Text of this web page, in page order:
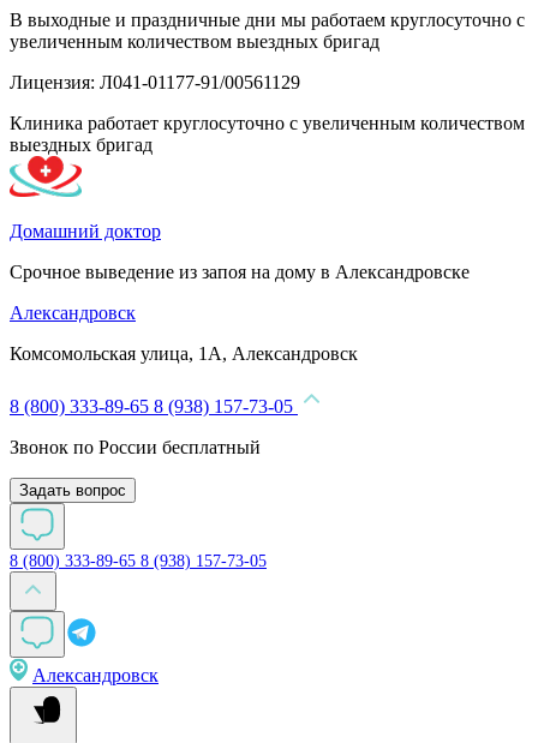
В выходные и праздничные дни мы работаем круглосуточно с
увеличенным количеством выездных бригад
Лицензия: Л041-01177-91/00561129
Клиника работает круглосуточно с увеличенным количеством
выездных бригад
Домашний доктор
Срочное выведение из запоя на дому в Александровске
Александровск
Комсомольская улица, 1А, Александровск
8 (800) 333-89-65 8 (938) 157-73-05
Звонок по России бесплатный
Задать вопрос
8 (800) 333-89-65 8 (938) 157-73-05
Александровск